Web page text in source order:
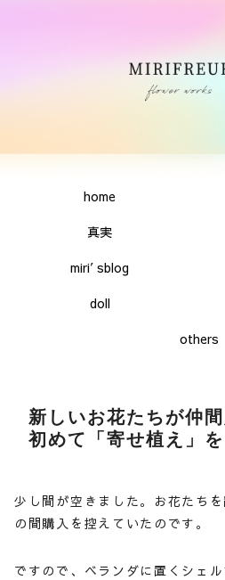
home
真実
miri′sblog
doll
others
新しいお花たちが仲
初めて「寄せ植え」を
少し間が空きました。お花たち
の間購入を控えていたのです。
ですので、ベランダに置くシェ